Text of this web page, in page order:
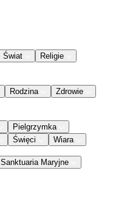
Świat
Religie
Rodzina
Zdrowie
Pielgrzymka
Święci Wiara
Sanktuaria Maryjne